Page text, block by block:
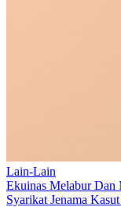
Lain-Lain
Ekuinas Melabur Dan
Syarikat Jenama